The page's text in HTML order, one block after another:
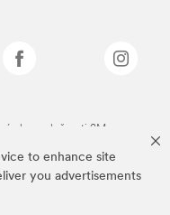
to enhance site
you advertisements
spoločnosti 3M.